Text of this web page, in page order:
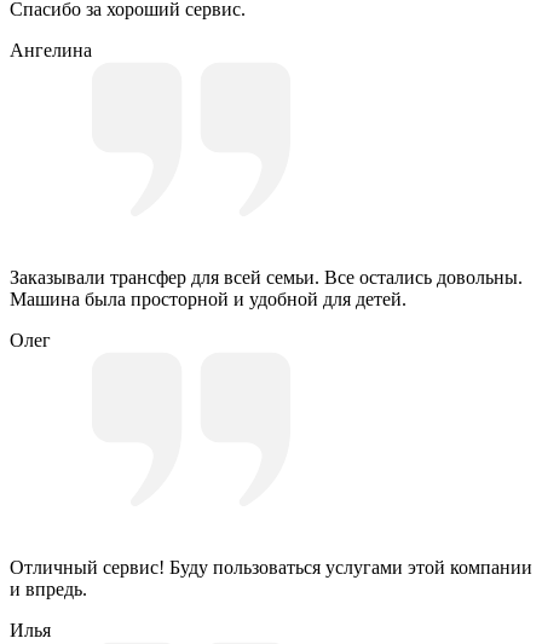
Спасибо за хороший сервис.
Ангелина
Заказывали трансфер для всей семьи. Все остались довольны.
Машина была просторной и удобной для детей.
Олег
Отличный сервис! Буду пользоваться услугами этой компании
и впредь.
Илья